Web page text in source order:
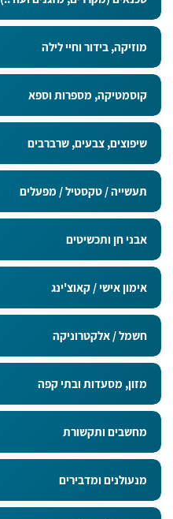
מוזיקה, בידור וחיי לילה
קוסמטיקה, מספרות וספא
שיפוצים, צבעים, שרברבים
תעשייה / טקסטיל / מפעלים
אבני חן ותכשיטים
אימון אישי / קאוצ'ינג
חשמל / אלקטרוניקה
מזון, מסעדות ובתי קפה
מחשבים ותקשורת
מנעולנים ומדבירים